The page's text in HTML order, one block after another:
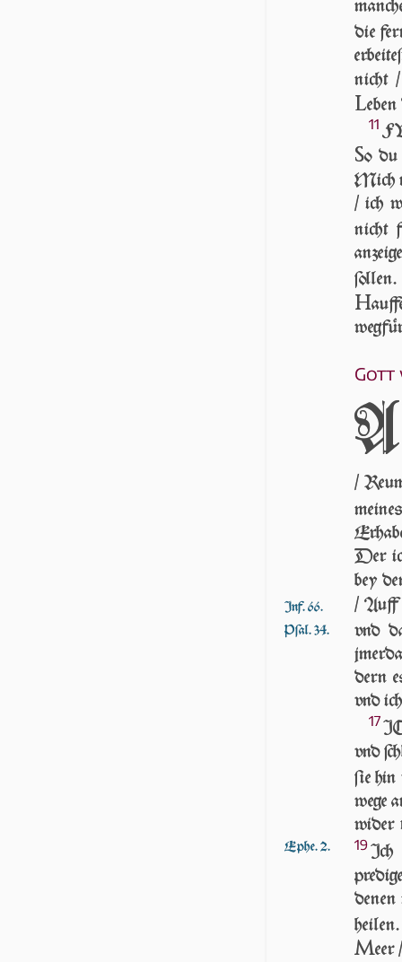
die
nicht
L
11
So
Mich
/ ich
nicht
H
Gott
Inf. 66.
Pſal. 34.
A
/
Der
bey
/ Auff
vnd
dern
vnd
Ephe. 2.
17
vnd
ſie
wege
wi­der
19
Meer